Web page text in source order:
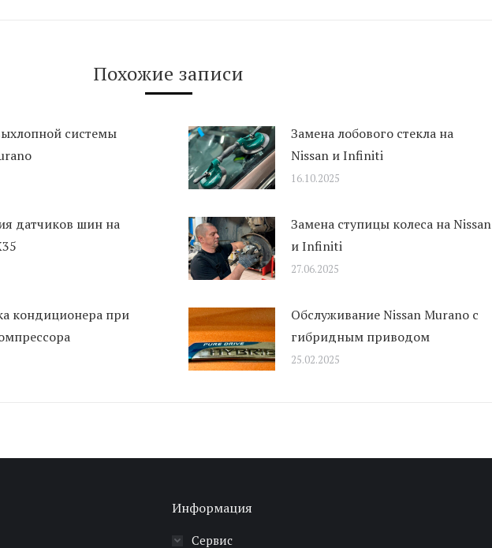
Похожие записи
системы
Замена лобового стекла на
Nissan и Infiniti
16.10.2025
датчиков шин на
Замена ступицы колеса на Nissan
и Infiniti
27.06.2025
кондиционера при
Обслуживание Nissan Murano с
гибридным приводом
25.02.2025
Информация
Сервис